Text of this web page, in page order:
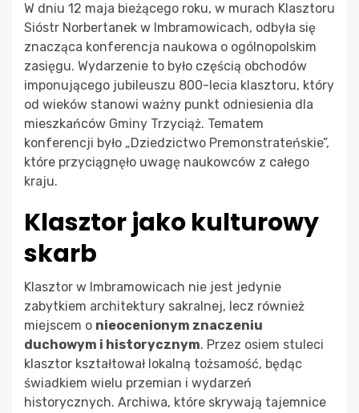
W dniu 12 maja bieżącego roku, w murach Klasztoru
Sióstr Norbertanek w Imbramowicach, odbyła się
znacząca konferencja naukowa o ogólnopolskim
zasięgu. Wydarzenie to było częścią obchodów
imponującego jubileuszu 800-lecia klasztoru, który
od wieków stanowi ważny punkt odniesienia dla
mieszkańców Gminy Trzyciąż. Tematem
konferencji było „Dziedzictwo Premonstrateńskie”,
które przyciągnęło uwagę naukowców z całego
kraju.
Klasztor jako kulturowy
skarb
Klasztor w Imbramowicach nie jest jedynie
zabytkiem architektury sakralnej, lecz również
miejscem o nieocenionym znaczeniu
duchowym i historycznym. Przez osiem stuleci
klasztor kształtował lokalną tożsamość, będąc
świadkiem wielu przemian i wydarzeń
historycznych. Archiwa, które skrywają tajemnice